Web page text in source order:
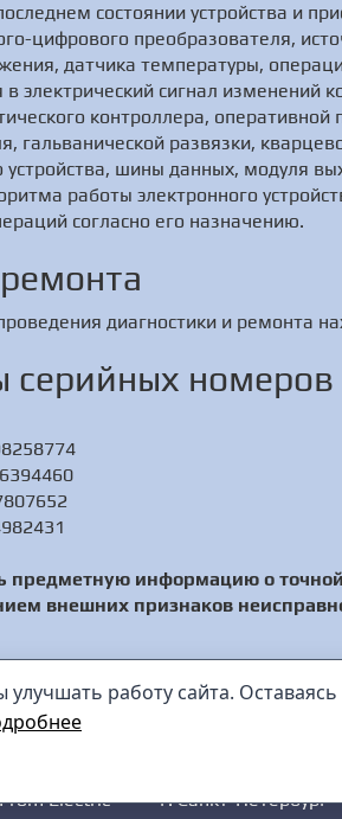
состоянии устройства и
цифрового преобразователя,
датчика температуры,
в электрический сигнал изменений
контроллера,
гальванической развязки,
шины данных, модуля
работы электронного
согласно его назначению.
диагностики и ремонта
серийных
предметную информацию о
внешних признаков
- цифровой микроомметр - Диагностика
17 - установка для испытания
Prom Electric г. Санкт-Петербург
работу сайта. Оставаясь